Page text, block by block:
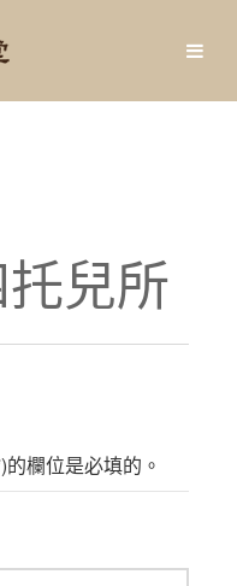
兒所
欄位是必填的。